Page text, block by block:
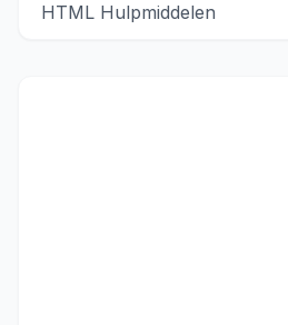
HTML Hulpmiddelen